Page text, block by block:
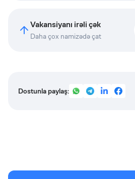
Vakansiyanı irəli çək
Daha çox namizədə çat
Dostunla paylaş: